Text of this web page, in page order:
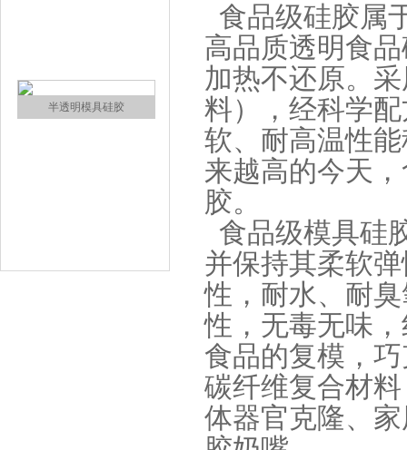
涂布硅胶
食品级硅胶属
高品质透明食
加热不还原。
料），经科学
软、耐高温性
来越高的今天
胶。
食品级模具硅
并保持其柔软
性，耐水、耐
性，无毒无味
食品的复模，
碳纤维复合材
体器官克隆、